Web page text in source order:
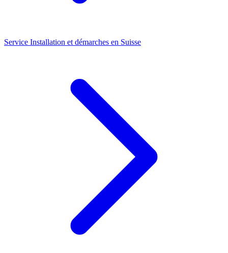
Service Installation et démarches en Suisse